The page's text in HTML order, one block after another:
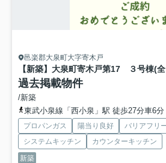
邑楽郡大泉町大字寄木戸
過去掲載物件
/新築
東武小泉線「西小泉」駅 徒歩27分車6
プロパンガス 陽当り良好 バリアフリ
システムキッチン
カウンターキッチン
新築